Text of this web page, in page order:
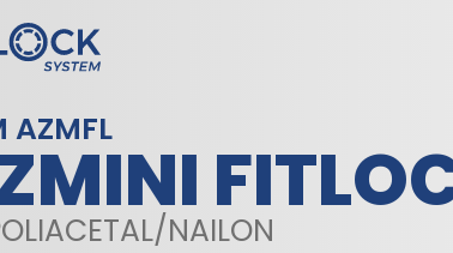
AZMFL
NAILON